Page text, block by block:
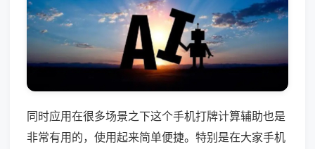
同时应用在很多场景之下这个手机打牌计算辅助也是
非常有用的，使用起来简单便捷。特别是在大家手机